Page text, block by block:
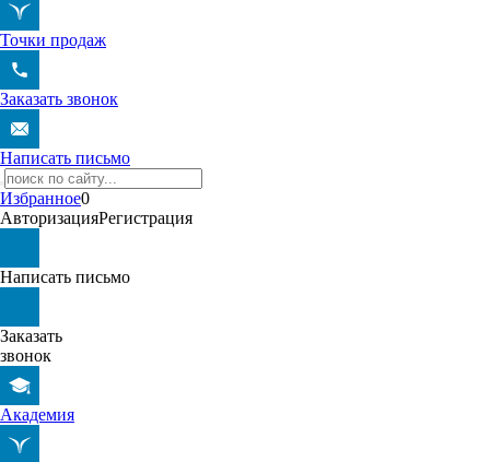
Точки продаж
Заказать звонок
Написать письмо
Избранное0
АвторизацияРегистрация
Написать письмо
Заказать
звонок
Академия